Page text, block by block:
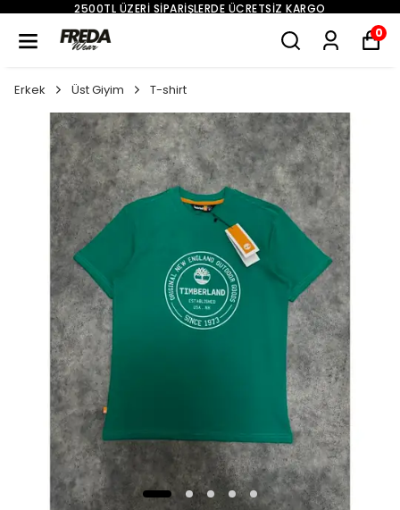
2500TL ÜZERI SIPARIŞLERDE ÜCRETSIZ KARGO
0
Erkek Üst Giyim T-shirt